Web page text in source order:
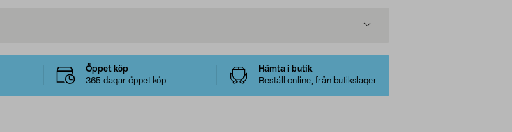
Öppet köp
365 dagar öppet köp
Hämta i butik
Beställ online, från butikslager